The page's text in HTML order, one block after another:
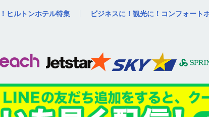
ヒルトンホテル特集 ビジネスに！観光に！コンフォート